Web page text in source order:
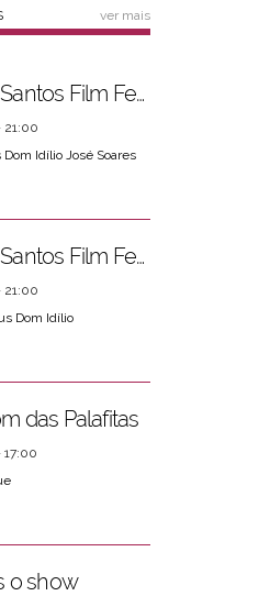
ver mais
Lançamento Santos Film Fest
21:00
Idílio José Soares
Lançamento Santos Film Fest
21:00
Dom Idílio
das Palafitas
17:00
o show